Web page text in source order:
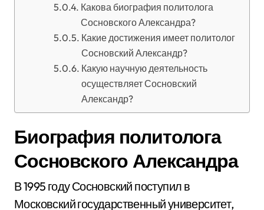
Какова биография политолога
Сосновского Александра?
Какие достижения имеет политолог
Сосновский Александр?
Какую научную деятельность
осуществляет Сосновский
Александр?
Биография политолога
Сосновского Александра
В 1995 году Сосновский поступил в
Московский государственный университет,